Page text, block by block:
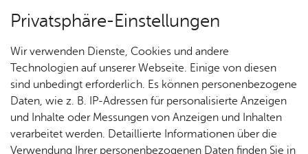
Un­se­re Ort­schaft
Ser­vice
Vor­le­sen
Privatsphäre-Einstellungen
Wir verwenden Dienste, Cookies und andere
Technologien auf unserer Webseite. Einige von diesen
sind unbedingt erforderlich. Es können personenbezogene
Daten, wie z. B. IP-Adressen für personalisierte Anzeigen
und Inhalte oder Messungen von Anzeigen und Inhalten
verarbeitet werden. Detaillierte Informationen über die
Verwendung Ihrer personenbezogenen Daten finden Sie in